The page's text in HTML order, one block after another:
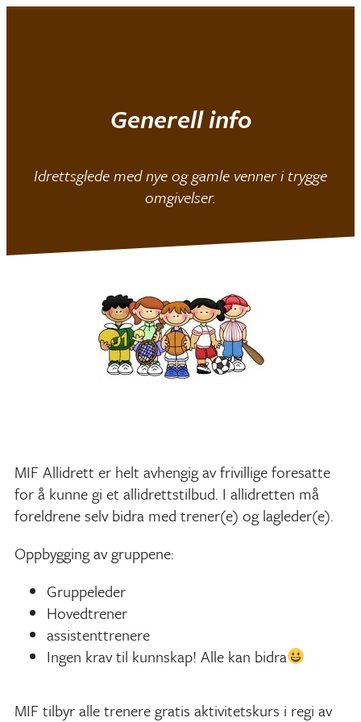
Generell info
Idrettsglede med nye og gamle venner i trygge
omgivelser.
MIF Allidrett er helt avhengig av frivillige foresatte
for å kunne gi et allidrettstilbud. I allidretten må
foreldrene selv bidra med trener(e) og lagleder(e).
Oppbygging av gruppene:
Gruppeleder
Hovedtrener
assistenttrenere
Ingen krav til kunnskap! Alle kan bidra
MIF tilbyr alle trenere gratis aktivitetskurs i regi av